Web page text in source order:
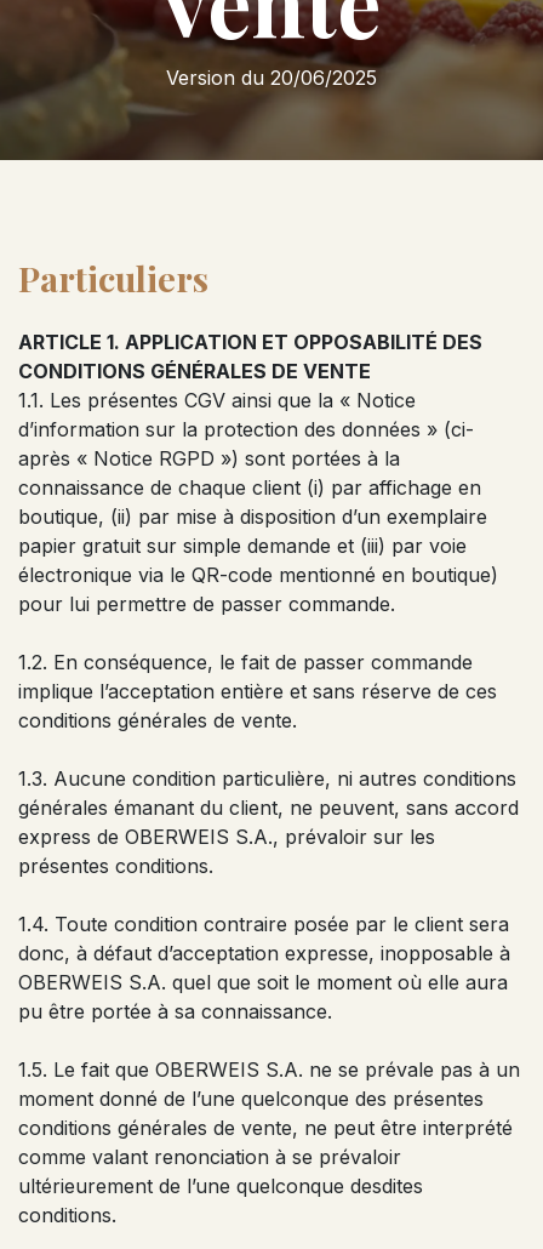
Version du 20/06/2025
Particuliers
ARTICLE 1. APPLICATION ET OPPOSABILITÉ DES
CONDITIONS GÉNÉRALES DE VENTE
1.1. Les présentes CGV ainsi que la « Notice
d’information sur la protection des données » (ci-
après « Notice RGPD ») sont portées à la
connaissance de chaque client (i) par affichage en
boutique, (ii) par mise à disposition d’un exemplaire
papier gratuit sur simple demande et (iii) par voie
électronique via le QR-code mentionné en boutique)
pour lui permettre de passer commande.
1.2. En conséquence, le fait de passer commande
implique l’acceptation entière et sans réserve de ces
conditions générales de vente.
1.3. Aucune condition particulière, ni autres conditions
générales émanant du client, ne peuvent, sans accord
express de OBERWEIS S.A., prévaloir sur les
présentes conditions.
1.4. Toute condition contraire posée par le client sera
donc, à défaut d’acceptation expresse, inopposable à
OBERWEIS S.A. quel que soit le moment où elle aura
pu être portée à sa connaissance.
1.5. Le fait que OBERWEIS S.A. ne se prévale pas à un
moment donné de l’une quelconque des présentes
conditions générales de vente, ne peut être interprété
comme valant renonciation à se prévaloir
ultérieurement de l’une quelconque desdites
conditions.